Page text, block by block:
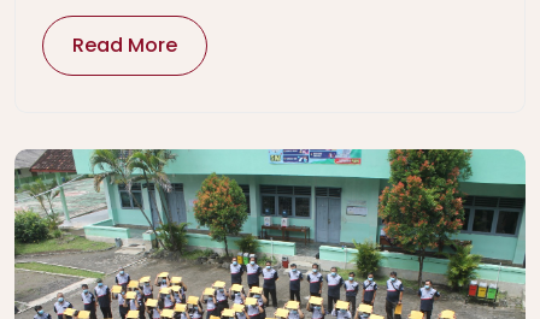
Read More